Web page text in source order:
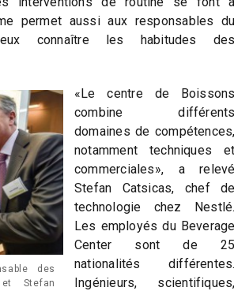
permet aussi aux responsables du
connaître les habitudes des
des
Stefan
«Le centre de Boissons
combine différents
domaines de compétences,
notamment techniques et
commerciales», a relevé
Stefan Catsicas, chef de
technologie chez Nestlé.
Les employés du Beverage
Center sont de 25
nationalités différentes.
Ingénieurs, scientifiques,